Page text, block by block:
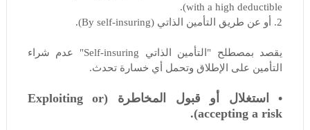
with a high deductible).
2. أو عن طريق التأمين الذاتي (By self-insuring).
يقصد بمصطلح "التأمين الذاتي Self-insuring" عدم شراء
التأمين على الإطلاق وتحمل أي خسارة تحدث.
• استغلال أو قبول المخاطرة (Exploiting or
accepting a risk).